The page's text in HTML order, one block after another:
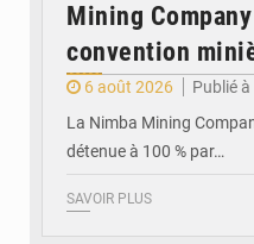
Mining
convention
6 août 2026
Publié
La Nimba Mining
détenue à 100 % par…
SAVOIR PLUS